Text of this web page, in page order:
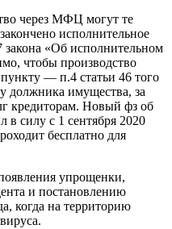
через МФЦ могут те
исполнительное
закона «Об исполнительном
чтобы производство
— п.4 статьи 46 того
должника имущества, за
кредиторам. Новый фз об
в силу с 1 сентября 2020
бесплатно для
упрощенки,
и постановлению
когда на территорию